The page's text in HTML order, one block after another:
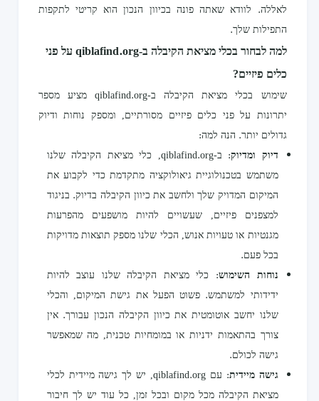
לאללה. לוודא שאתה פונה בכיוון הנכון הוא קריטי לתקפות
התפילות שלך.
למה לבחור בכלי מציאת הקיבלה ב-qiblafind.org על פני
כלים פיזיים?
שימוש בכלי מציאת הקיבלה ב-qiblafind.org מציע מספר
יתרונות על פני כלים פיזיים מסורתיים, ומספק נוחות ודיוק
גדולים יותר. הנה למה:
דיוק ומדיוק
: ב-qiblafind.org, כלי מציאת הקיבלה שלנו
משתמש בטכנולוגיית גיאולוקציה מתקדמת כדי לקבוע את
המיקום המדויק שלך ולחשב את כיוון הקיבלה בדיוק. בניגוד
למצפנים פיזיים, שעשויים להיות מושפעים מהפרעות
מגנטיות או טעויות אנוש, הכלי שלנו מספק תוצאות מדויקות
בכל פעם.
נוחות השימוש: כלי מציאת הקיבלה שלנו עוצב להיות
ידידותי למשתמש. פשוט הפעל את גישת המיקום, והכלי
שלנו יחשב אוטומטית את כיוון הקיבלה הנכון עבורך. אין
צורך בהתאמות ידניות או במומחיות טכנית, מה שמאפשר
גישה לכולם.
גישה מיידית
: עם qiblafind.org, יש לך גישה מיידית לכלי
מציאת הקיבלה מכל מקום ובכל זמן, כל עוד יש לך חיבור